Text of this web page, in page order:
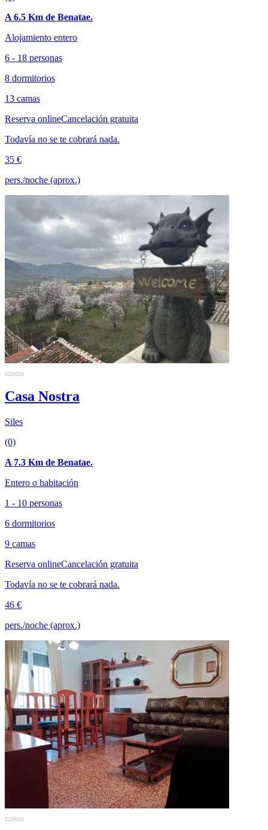
A 6.5 Km de Benatae.
Alojamiento entero
6 - 18 personas
8 dormitorios
13 camas
Reserva onlineCancelación gratuita
Todavía no se te cobrará nada.
35 €
pers./noche (aprox.)
Casa Nostra
Siles
(0)
A 7.3 Km de Benatae.
Entero o habitación
1 - 10 personas
6 dormitorios
9 camas
Reserva onlineCancelación gratuita
Todavía no se te cobrará nada.
46 €
pers./noche (aprox.)